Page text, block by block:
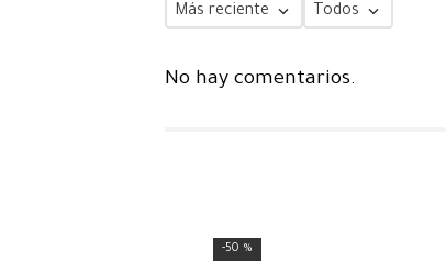
Más reciente Todos
No hay comentarios.
-50 %